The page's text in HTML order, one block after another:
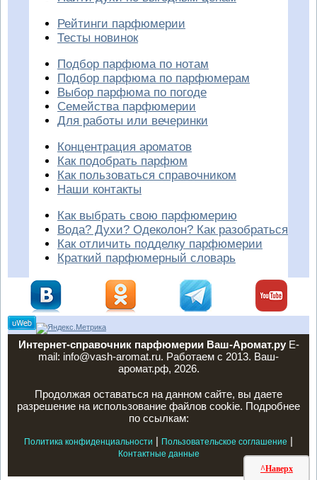
^Наверх
Рейтинги парфюмерии
Тесты новинок
Подбор парфюма по нотам
Подбор парфюма по парфюмерам
Выбор парфюма по погоде
Семейства парфюмерии
Для работы или вечеринки
Концентрация ароматов
Как подобрать парфюм
Как пользоваться справочником
Наши контакты
Как выбрать свою парфюмерию
Вода? Духи? Одеколон? Как разобраться
Как отличить подделку парфюмерии
Краткий парфюмерный словарь
Интернет-справочник парфюмерии Ваш-Аромат.руE-
mail: info@vash-aromat.ru. Работаем с 2013. Ваш-
аромат.рф, 2026.
Продолжая оставаться на данном сайте, вы даете
разрешение на использование файлов cookie. Подробнее
по ссылкам:
Политика конфиденциальности | Пользовательское соглашение |
Контактные данные